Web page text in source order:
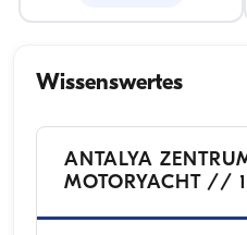
Wissenswertes
ANTALYA
MOTORYACHT //